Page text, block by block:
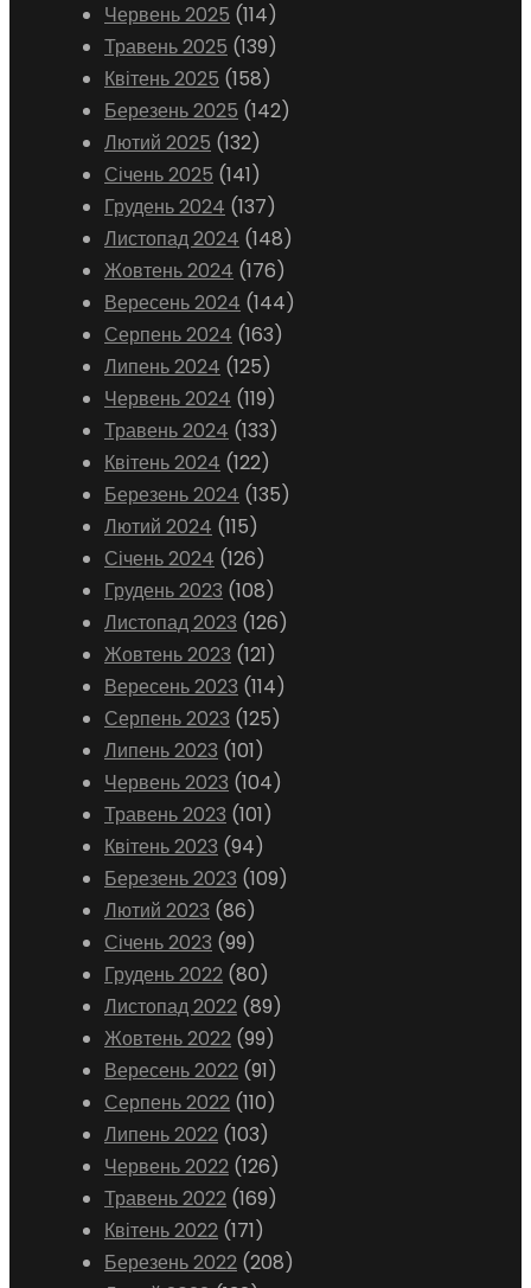
Червень 2025 (114)
Травень 2025 (139)
Квітень 2025 (158)
Березень 2025 (142)
Лютий 2025 (132)
Січень 2025 (141)
Грудень 2024 (137)
Листопад 2024 (148)
Жовтень 2024 (176)
Вересень 2024 (144)
Серпень 2024 (163)
Липень 2024 (125)
Червень 2024 (119)
Травень 2024 (133)
Квітень 2024 (122)
Березень 2024 (135)
Лютий 2024 (115)
Січень 2024 (126)
Грудень 2023 (108)
Листопад 2023 (126)
Жовтень 2023 (121)
Вересень 2023 (114)
Серпень 2023 (125)
Липень 2023 (101)
Червень 2023 (104)
Травень 2023 (101)
Квітень 2023 (94)
Березень 2023 (109)
Лютий 2023 (86)
Січень 2023 (99)
Грудень 2022 (80)
Листопад 2022 (89)
Жовтень 2022 (99)
Вересень 2022 (91)
Серпень 2022 (110)
Липень 2022 (103)
Червень 2022 (126)
Травень 2022 (169)
Квітень 2022 (171)
Березень 2022 (208)